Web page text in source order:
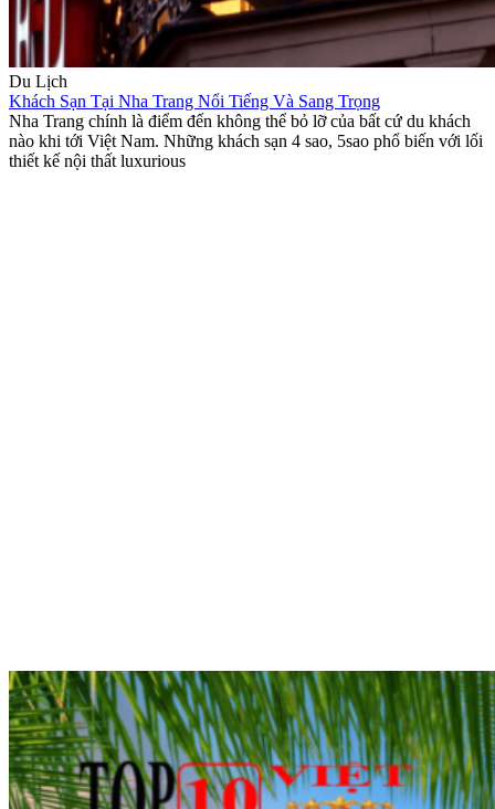
Du Lịch
Khách Sạn Tại Nha Trang Nổi Tiếng Và Sang Trọng
Nha Trang chính là điểm đến không thể bỏ lỡ của bất cứ du khách
nào khi tới Việt Nam. Những khách sạn 4 sao, 5sao phổ biến với lối
thiết kế nội thất luxurious